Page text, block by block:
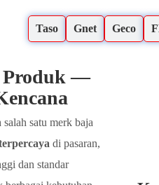
Taso Gnet Geco
Produk —
salah satu merk baja
di pasaran,
dan standar